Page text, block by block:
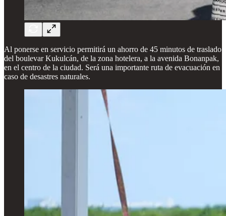
Al ponerse en servicio permitirá un ahorro de 45 minutos de traslado
del boulevar Kukulcán, de la zona hotelera, a la avenida Bonanpak,
en el centro de la ciudad. Será una importante ruta de evacuación en
caso de desastres naturales.